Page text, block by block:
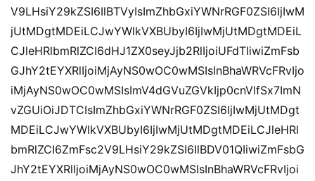
V9LHsiY29kZSI6IlBTVyIsImZhbGxiYWNrRGF0ZSI6IjIwM
jUtMDgtMDEiLCJwYWlkVXBUbyI6IjIwMjUtMDgtMDEiL
CJleHRlbmRlZCI6dHJ1ZX0seyJjb2RlIjoiUFdTIiwiZmFsb
GJhY2tEYXRlIjoiMjAyNS0wOC0wMSIsInBhaWRVcFRvIjo
iMjAyNS0wOC0wMSIsImV4dGVuZGVkIjp0cnVlfSx7ImN
vZGUiOiJDTCIsImZhbGxiYWNrRGF0ZSI6IjIwMjUtMDgt
MDEiLCJwYWlkVXBUbyI6IjIwMjUtMDgtMDEiLCJleHRl
bmRlZCI6ZmFsc2V9LHsiY29kZSI6IlBDV01QIiwiZmFsbG
JhY2tEYXRlIjoiMjAyNS0wOC0wMSIsInBhaWRVcFRvIjoi